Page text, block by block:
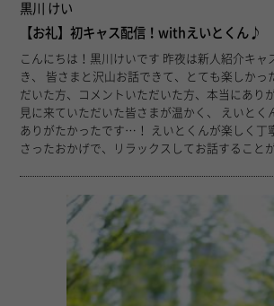
黒川 けい
【お礼】初キャス配信！withえいとくん♪
こんにちは！黒川けいです 昨夜は新人紹介キャスを開いていただ
き、 皆さまと沢山お話できて、とても楽しか
だいた方、コメントいただいた方、本当にあり
見に来ていただいた皆さまが温かく、 えいとく
ありがたかったです…！ えいとくんが楽しく丁
さったおかげで、リラックスしてお話すること